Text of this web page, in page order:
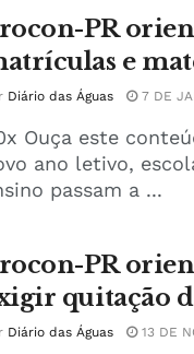
PR
e
Diário das Águas 7 DE
Ouça este
ano letivo,
passam a ...
PR
quitação
Diário das Águas 13 DE